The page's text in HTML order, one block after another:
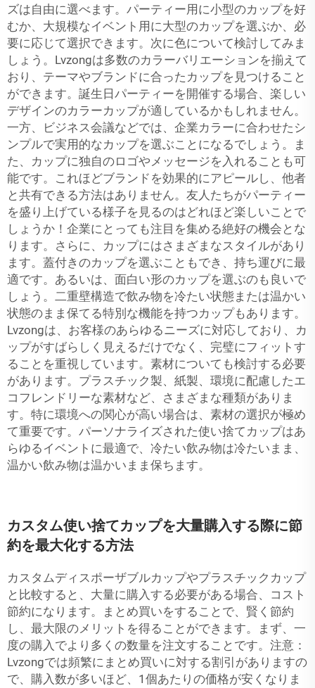
ズは自由に選べます。パーティー用に小型のカップを好
むか、大規模なイベント用に大型のカップを選ぶか、必
要に応じて選択できます。次に色について検討してみま
しょう。Lvzongは多数のカラーバリエーションを揃えて
おり、テーマやブランドに合ったカップを見つけること
ができます。誕生日パーティーを開催する場合、楽しい
デザインのカラーカップが適しているかもしれません。
一方、ビジネス会議などでは、企業カラーに合わせたシ
ンプルで実用的なカップを選ぶことになるでしょう。ま
た、カップに独自のロゴやメッセージを入れることも可
能です。これほどブランドを効果的にアピールし、他者
と共有できる方法はありません。友人たちがパーティー
を盛り上げている様子を見るのはどれほど楽しいことで
しょうか！企業にとっても注目を集める絶好の機会とな
ります。さらに、カップにはさまざまなスタイルがあり
ます。蓋付きのカップを選ぶこともでき、持ち運びに最
適です。あるいは、面白い形のカップを選ぶのも良いで
しょう。二重壁構造で飲み物を冷たい状態または温かい
状態のまま保てる特別な機能を持つカップもあります。
Lvzongは、お客様のあらゆるニーズに対応しており、カ
ップがすばらしく見えるだけでなく、完璧にフィットす
ることを重視しています。素材についても検討する必要
があります。プラスチック製、紙製、環境に配慮したエ
コフレンドリーな素材など、さまざまな種類がありま
す。特に環境への関心が高い場合は、素材の選択が極め
て重要です。パーソナライズされた使い捨てカップはあ
らゆるイベントに最適で、冷たい飲み物は冷たいまま、
温かい飲み物は温かいまま保ちます。
カスタム使い捨てカップを大量購入する際に節
約を最大化する方法
カスタムディスポーザブルカップやプラスチックカップ
と比較すると、大量に購入する必要がある場合、コスト
節約になります。まとめ買いをすることで、賢く節約
し、最大限のメリットを得ることができます。まず、一
度の購入でより多くの数量を注文することです。注意：
Lvzongでは頻繁にまとめ買いに対する割引がありますの
で、購入数が多いほど、1個あたりの価格が安くなりま